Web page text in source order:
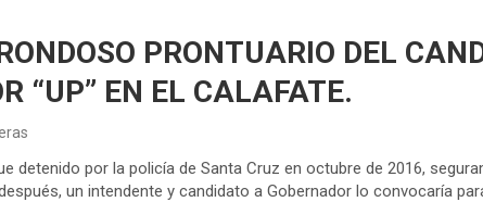
PRONTUARIO DEL
“UP” EN EL CALAFATE.
detenido por la policía de Santa Cruz en octubre de 2016,
un intendente y candidato a Gobernador lo convocaría